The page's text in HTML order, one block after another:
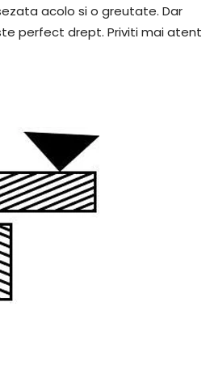
acolo si o greutate. Dar
perfect drept. Priviti mai atent